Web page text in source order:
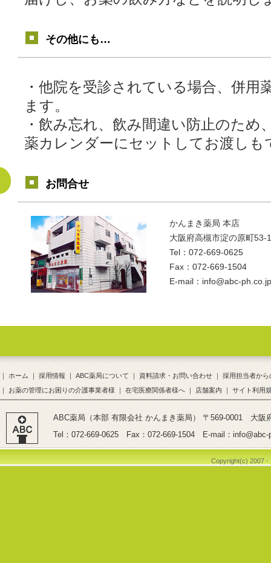
その他にも…
・他院を受診されている場合、併用
ます。
・飲み忘れ、飲み間違い防止のため
薬カレンダーにセットしてお渡しも
お問合せ
かんまき薬局 本店
大阪府高槻市淀の原町53-
Tel：072-669-0625
Fax：072-669-1504
E-mail：info@abc-
｜ ホーム ｜ 採用情報 ｜ ABC薬局について ｜ 資料請求・お問い合わせ ｜ 採用担当者か
｜ お薬の管理にお困りの介護事業者様 ｜ 在宅医療関係者様へ ｜ 店舗案内 ｜ サイト利用
ABC薬局（本部 有限会社 かんまき薬局） 〒569-0001 大阪
Tel：072-669-0625 Fax：072-669-1504 E-mail：info@abc-
Copyright(c) 2007 -